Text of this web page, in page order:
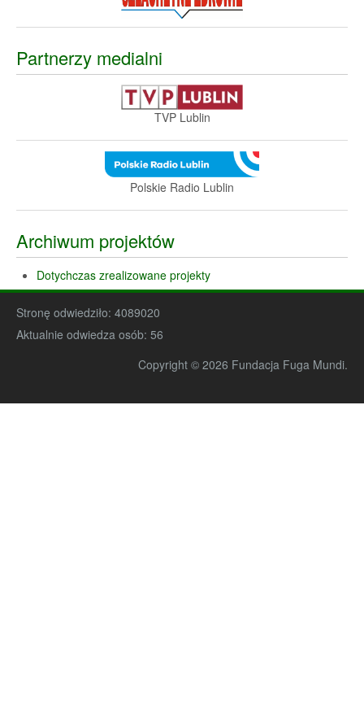
Partnerzy medialni
TVP Lublin
Polskie Radio Lublin
Archiwum projektów
Dotychczas zrealizowane projekty
Stronę odwiedziło: 4089020
Aktualnie odwiedza osób: 56
Copyright © 2026 Fundacja Fuga Mundi.